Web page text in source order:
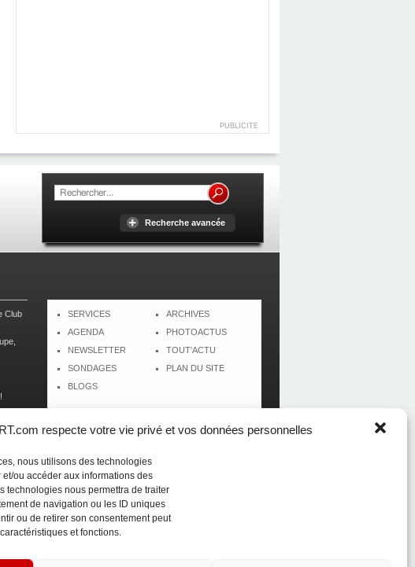
respecte votre vie privé et vos données personnelles
nous utilisons des technologies
ou accéder aux informations des
technologies nous permettra de traiter
de navigation ou les ID uniques
ou de retirer son consentement peut
et fonctions.
PUBLICITE
Recherche avancée
Club
et
-
SERVICES
AGENDA
NEWSLETTER
SONDAGES
BLOGS
ARCHIVES
PHOTOACTUS
TOUT'ACTU
PLAN DU SITE